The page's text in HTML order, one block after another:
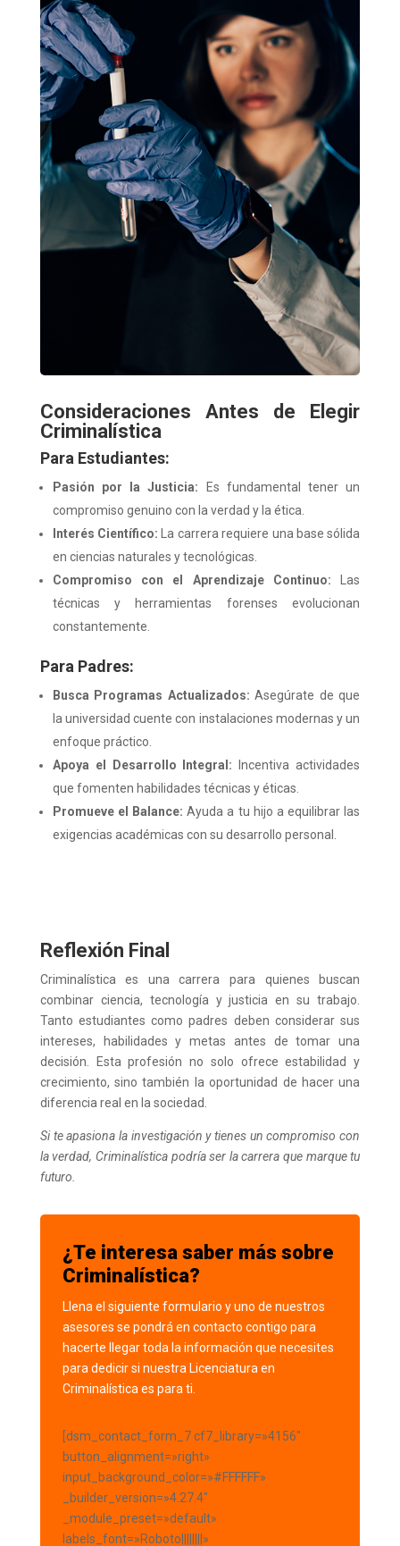
Consideraciones Antes de Elegir
Criminalística
Para Estudiantes:
Pasión por la Justicia: Es fundamental tener un
compromiso genuino con la verdad y la ética.
Interés Científico: La carrera requiere una base sólida
en ciencias naturales y tecnológicas.
Compromiso con el Aprendizaje Continuo: Las
técnicas y herramientas forenses evolucionan
constantemente.
Para Padres:
Busca Programas Actualizados: Asegúrate de que
la universidad cuente con instalaciones modernas y un
enfoque práctico.
Apoya el Desarrollo Integral: Incentiva actividades
que fomenten habilidades técnicas y éticas.
Promueve el Balance: Ayuda a tu hijo a equilibrar las
exigencias académicas con su desarrollo personal.
Reflexión Final
Criminalística es una carrera para quienes buscan
combinar ciencia, tecnología y justicia en su trabajo.
Tanto estudiantes como padres deben considerar sus
intereses, habilidades y metas antes de tomar una
decisión. Esta profesión no solo ofrece estabilidad y
crecimiento, sino también la oportunidad de hacer una
diferencia real en la sociedad.
Si te apasiona la investigación y tienes un compromiso con
la verdad, Criminalística podría ser la carrera que marque tu
futuro.
¿Te interesa saber más sobre
Criminalística?
Llena el siguiente formulario y uno de nuestros
asesores se pondrá en contacto contigo para
hacerte llegar toda la información que necesites
para dedicir si nuestra Licenciatura en
Criminalística es para ti.
[dsm_contact_form_7 cf7_library=»4156″
button_alignment=»right»
input_background_color=»#FFFFFF»
_builder_version=»4.27.4″
_module_preset=»default»
labels_font=»Roboto||||||||»